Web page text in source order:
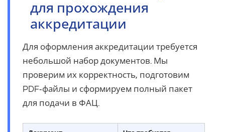
для прохождения
аккредитации
Для оформления аккредитации требуется
небольшой набор документов. Мы
проверим их корректность, подготовим
PDF‑файлы и сформируем полный пакет
для подачи в ФАЦ.